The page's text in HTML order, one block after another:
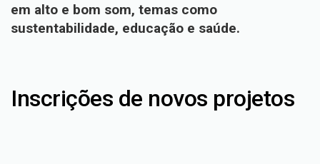
em alto e bom som, temas como
sustentabilidade, educação e saúde.
Inscrições de novos projetos